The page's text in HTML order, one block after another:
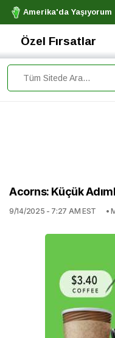
Amerika'da Yaşıyorum
Özel Fırsatlar
Acorns: Küçük
9/14/2025 - 7:27 AM EST •